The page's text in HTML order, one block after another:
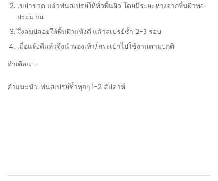
เขย่าขวด แล้วพ่นสเปรย์ให้ทั่วพื้นผิว โดยมีระยะห่างจากพื้นผิวพอ
ประมาณ
ผึ่งลมปล่อยให้พื้นผิวแห้งดี แล้วสเปรย์ซ้ำ 2-3 รอบ
เมื่อแห้งดีแล้วจึงนำรองเท้า/กระเป๋าไปใช้งานตามปกติ
คำเตือน: –
คำแนะนำ: พ่นสเปรย์ซ้ำทุกๆ 1-2 สัปดาห์